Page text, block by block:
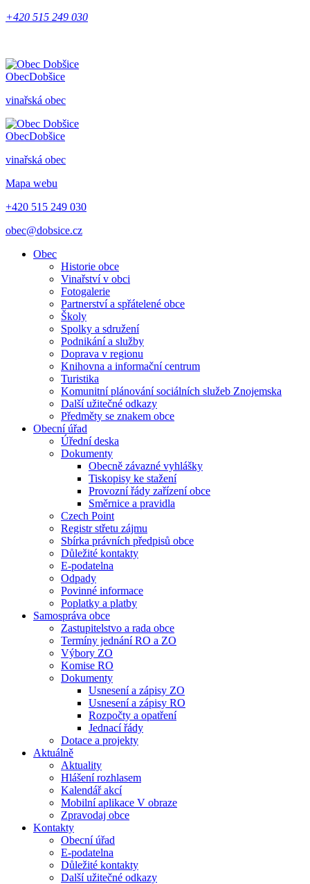
+420 515 249 030
ObecDobšice
vinařská obec
ObecDobšice
vinařská obec
Mapa webu
+420 515 249 030
obec@dobsice.cz
Obec
Historie obce
Vinařství v obci
Fotogalerie
Partnerství a spřátelené obce
Školy
Spolky a sdružení
Podnikání a služby
Doprava v regionu
Knihovna a informační centrum
Turistika
Komunitní plánování sociálních služeb Znojemska
Další užitečné odkazy
Předměty se znakem obce
Obecní úřad
Úřední deska
Dokumenty
Obecně závazné vyhlášky
Tiskopisy ke stažení
Provozní řády zařízení obce
Směrnice a pravidla
Czech Point
Registr střetu zájmu
Sbírka právních předpisů obce
Důležité kontakty
E-podatelna
Odpady
Povinné informace
Poplatky a platby
Samospráva obce
Zastupitelstvo a rada obce
Termíny jednání RO a ZO
Výbory ZO
Komise RO
Dokumenty
Usnesení a zápisy ZO
Usnesení a zápisy RO
Rozpočty a opatření
Jednací řády
Dotace a projekty
Aktuálně
Aktuality
Hlášení rozhlasem
Kalendář akcí
Mobilní aplikace V obraze
Zpravodaj obce
Kontakty
Obecní úřad
E-podatelna
Důležité kontakty
Další užitečné odkazy